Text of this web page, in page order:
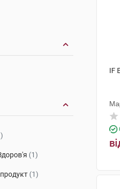
(1)
(1)
IF